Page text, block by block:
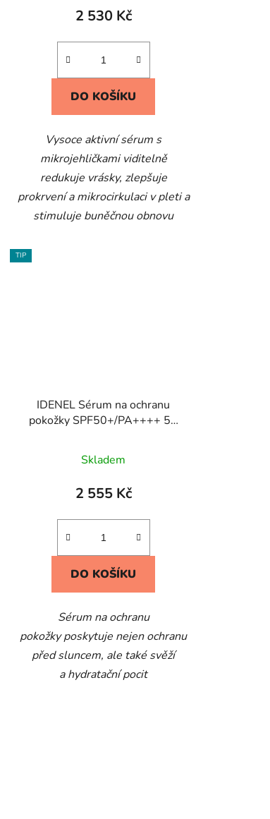
2 530 Kč
DO KOŠÍKU
Vysoce aktivní sérum s
mikrojehličkami viditelně
redukuje vrásky, zlepšuje
prokrvení a mikrocirkulaci v pleti a
stimuluje buněčnou obnovu
TIP
IDENEL Sérum na ochranu
pokožky SPF50+/PA++++ 55
Skladem
2 555 Kč
DO KOŠÍKU
Sérum na ochranu
pokožky poskytuje nejen ochranu
před sluncem, ale také svěží
a hydratační pocit